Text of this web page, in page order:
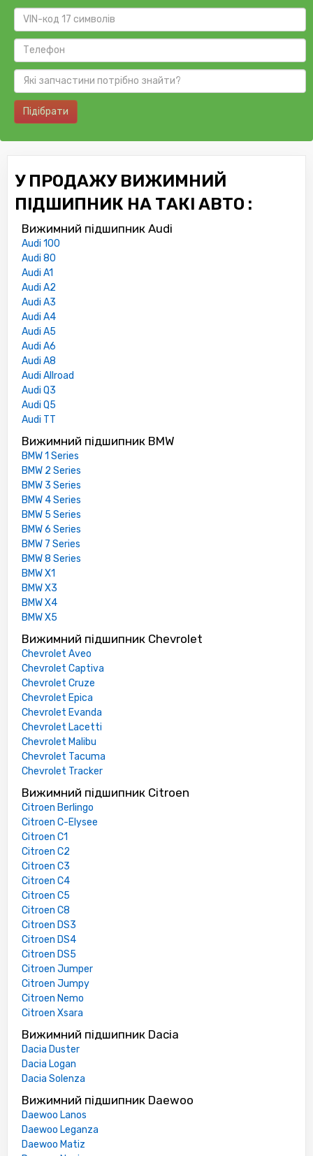
Підібрати
У ПРОДАЖУ ВИЖИМНИЙ
ПІДШИПНИК НА ТАКІ АВТО :
Вижимний підшипник Audi
Audi 100
Audi 80
Audi A1
Audi A2
Audi A3
Audi A4
Audi A5
Audi A6
Audi A8
Audi Allroad
Audi Q3
Audi Q5
Audi TT
Вижимний підшипник BMW
BMW 1 Series
BMW 2 Series
BMW 3 Series
BMW 4 Series
BMW 5 Series
BMW 6 Series
BMW 7 Series
BMW 8 Series
BMW X1
BMW X3
BMW X4
BMW X5
Вижимний підшипник Chevrolet
Chevrolet Aveo
Chevrolet Captiva
Chevrolet Cruze
Chevrolet Epica
Chevrolet Evanda
Chevrolet Lacetti
Chevrolet Malibu
Chevrolet Tacuma
Chevrolet Tracker
Вижимний підшипник Citroen
Citroen Berlingo
Citroen C-Elysee
Citroen C1
Citroen C2
Citroen C3
Citroen C4
Citroen C5
Citroen C8
Citroen DS3
Citroen DS4
Citroen DS5
Citroen Jumper
Citroen Jumpy
Citroen Nemo
Citroen Xsara
Вижимний підшипник Dacia
Dacia Duster
Dacia Logan
Dacia Solenza
Вижимний підшипник Daewoo
Daewoo Lanos
Daewoo Leganza
Daewoo Matiz